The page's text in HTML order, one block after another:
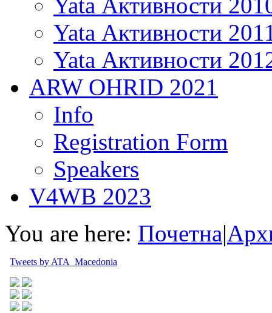
Yata Активности
Yata Активности
ARW OHRID 2021
Info
Registration Form
Speakers
V4WB 2023
You are here: Почетна|
Tweets by ATA_Macedonia